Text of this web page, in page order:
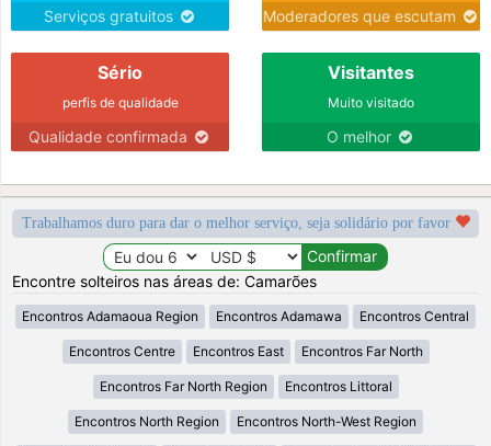
Serviços gratuitos Moderadores que escutam
Sério
perfis de qualidade
Qualidade confirmada
Visitantes
Muito visitado
O melhor
Trabalhamos duro para dar o melhor serviço, seja solidário por favor
Encontre solteiros nas áreas de: Camarões
Encontros Adamaoua Region Encontros Adamawa Encontros Central
Encontros Centre Encontros East Encontros Far North
Encontros Far North Region Encontros Littoral
Encontros North Region Encontros North-West Region